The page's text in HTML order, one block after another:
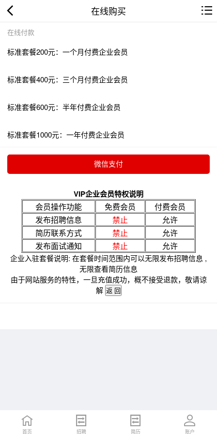
在线购买
在线付款
标准套餐200元：一个月付费企业会员
标准套餐400元：三个月付费企业会员
标准套餐600元：半年付费企业会员
标准套餐1000元：一年付费企业会员
VIP企业会员特权说明
会员操作功能 免费会员
付费会员
发布招聘信息
禁止
允许
简历联系方式
禁止
允许
发布面试通知
禁止 允许
企业入驻套餐说明: 在套餐时间范围内可以无限发布招聘信息 ,
无限查看简历信息
由于网站服务的特性，一旦充值成功，概不接受退款，敬请谅
解
首页 招聘 简历 账户